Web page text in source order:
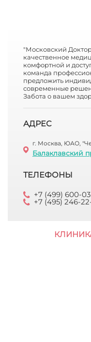
"Московский
качественное
комфортной и
команда
предложить
современные
Забота о вашем
АДРЕС
г. Москва, ЮАО,
Балаклавский
ТЕЛЕФОНЫ
+7 (499) 600-
+7 (495) 246-